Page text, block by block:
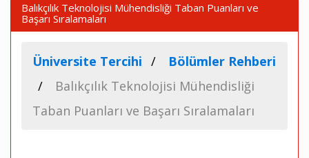
Balıkçılık Teknolojisi Mühendisliği Taban Puanları ve
Başarı Sıralamaları
Üniversite Tercihi
Bölümler Rehberi
Balıkçılık Teknolojisi Mühendisliği
Taban Puanları ve Başarı Sıralamaları